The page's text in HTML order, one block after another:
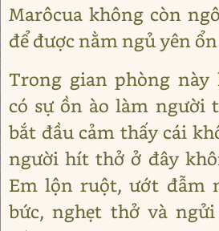
Marôcua không còn
để được nằm ngủ yên ổn
Trong gian phòng này
có sự ồn ào làm người
bắt đầu cảm thấy cái
người hít thở ở đây
Em lộn ruột, ướt đẫm
bức, nghẹt thở và